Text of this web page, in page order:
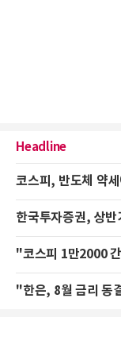
Headline
코스피, 반도체 약
한국투자증권, 상
"코스피 1만2000
"한은, 8월 금리 동